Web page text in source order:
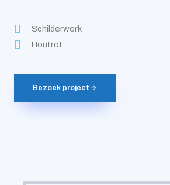
Schilderwerk
Houtrot
Bezoek project